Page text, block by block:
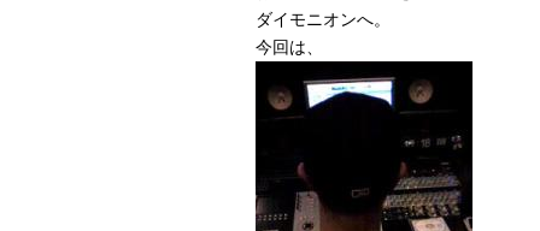
ダイモニオンへ。
今回は、